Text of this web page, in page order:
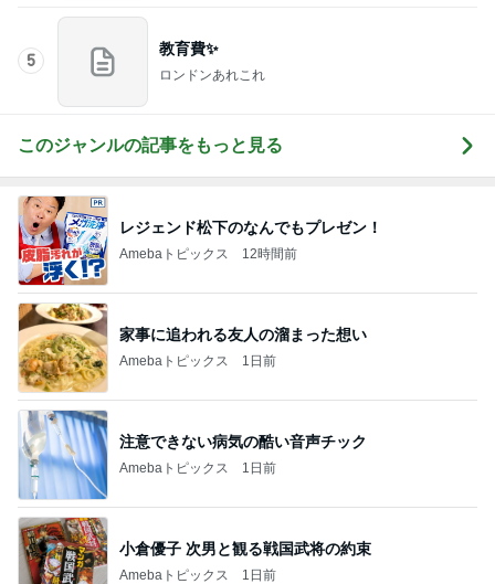
5
教育費✨
ロンドンあれこれ
このジャンルの記事をもっと見る
レジェンド松下のなんでもプレゼン！
Amebaトピックス 12時間前
家事に追われる友人の溜まった想い
Amebaトピックス 1日前
注意できない病気の酷い音声チック
Amebaトピックス 1日前
小倉優子 次男と観る戦国武将の約束
Amebaトピックス 1日前